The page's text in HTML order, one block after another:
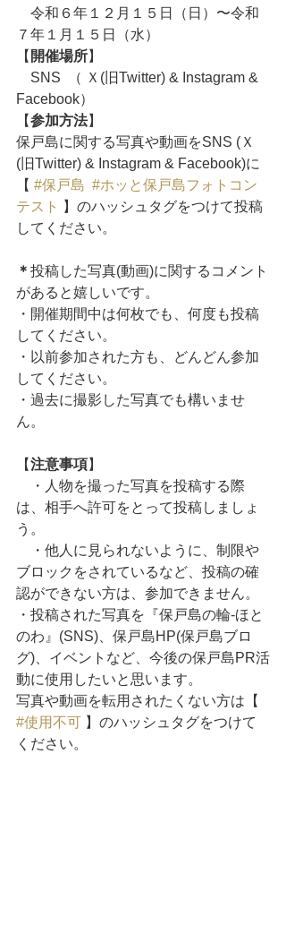
令和６年１２月１５日（日）〜令和
７年１月１５日（水）
【 開催場所】
SNS  （ Ｘ(旧Twitter) & Instagram &
Facebook）
【参加方法】
保戸島に関する写真や動画をSNS (Ｘ
(旧Twitter) & Instagram & Facebook)に
【 #保戸島 #ホッと保戸島フォトコン
テスト
】のハッシュタグをつけて投稿
してください。
＊ 投稿した写真(動画)に関するコメント
があると嬉しいです。
・開催期間中は何枚でも、何度も投稿
してください。
・以前参加された方も、どんどん参加
してください。
・過去に撮影した写真でも構いませ
ん。
【注意事項】
・人物を撮った写真を投稿する際
は、相手へ許可をとって投稿しましょ
う。
ブロックをされているなど、投稿の確
認ができない方は、参加できません。
・投稿された写真を『保戸島の輪-ほと
のわ』(SNS)、保戸島HP(保戸島ブロ
グ)、イベントなど、今後の保戸島PR活
動に使用したいと思います。
写真や動画を転用されたくない方は【
#使用不可 】のハッシュタグをつけて
ください。